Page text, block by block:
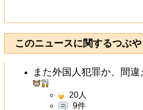
このニュースに関するつぶや
また外国人犯罪か、間
20人
9件